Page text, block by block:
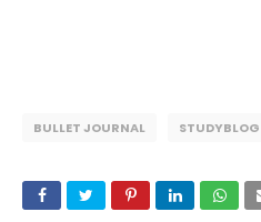
BULLET JOURNAL STUDYBLOG